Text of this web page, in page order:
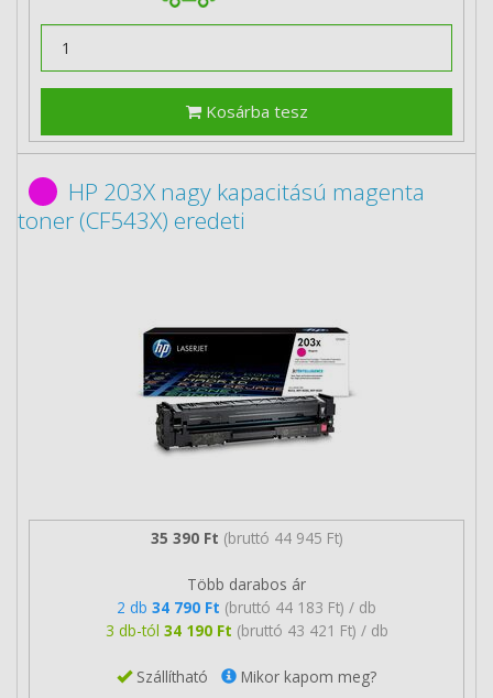
Kosárba tesz
HP 203X nagy kapacitású magenta
toner (CF543X) eredeti
35 390 Ft (bruttó 44 945 Ft)
Több darabos ár
2 db 34 790 Ft (bruttó 44 183 Ft) / db
3 db-tól 34 190 Ft (bruttó 43 421 Ft) / db
Szállítható Mikor kapom meg?